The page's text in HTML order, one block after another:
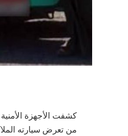
كشفت الأجهزة
من تعرض سيارته